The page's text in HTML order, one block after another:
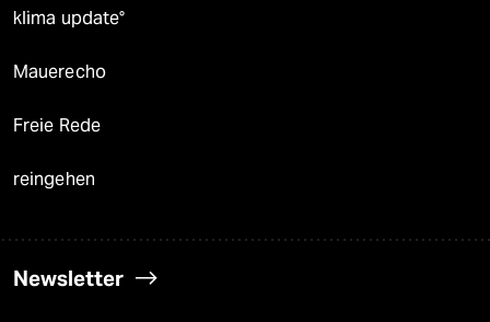
klima update°
Mauerecho
Freie Rede
reingehen
Newsletter